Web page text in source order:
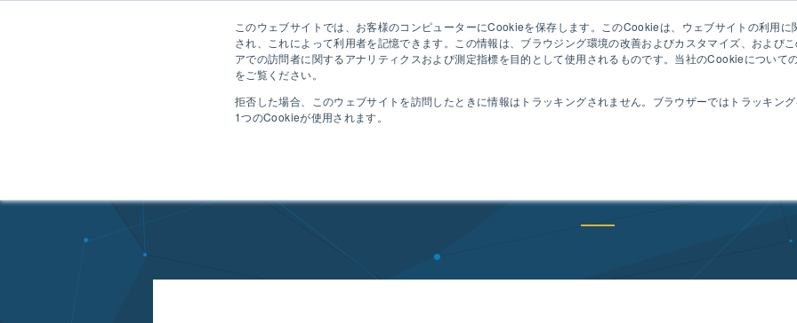
このウェブサイトでは、お客様のコンピューターにCookieを保存します。このCookieは、ウェブサイトの利用
され、これによって利用者を記憶できます。この情報は、ブラウジング環境の改善およびカスタマイズ、および
アでの訪問者に関するアナリティクスおよび測定指標を目的として使用されるものです。当社のCookieについて
をご覧ください。
拒否した場合、このウェブサイトを訪問したときに情報はトラッキングされません。ブラウザーではトラッキン
1つのCookieが使用されます。
セ
課題別の活用提案 現場の負荷なく工数の実績を集めたい